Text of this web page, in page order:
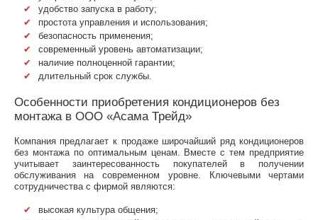
удобство запуска в работу;
простота управления и использования;
безопасность применения;
современный уровень автоматизации;
наличие полноценной гарантии;
длительный срок службы.
Особенности приобретения кондиционеров без
монтажа в ООО «Асама Трейд»
Компания предлагает к продаже широчайший ряд кондиционеров
без монтажа по оптимальным ценам. Вместе с тем предприятие
учитывает заинтересованность покупателей в получении
обслуживания на современном уровне. Ключевыми чертами
сотрудничества с фирмой являются:
высокая культура общения;